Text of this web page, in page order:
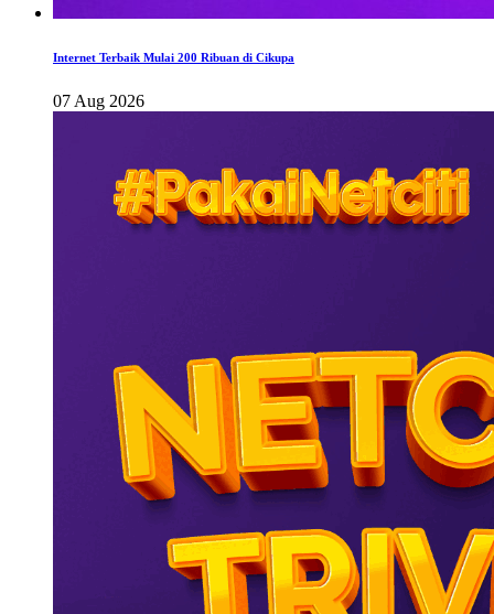
Internet Terbaik Mulai 200 Ribuan di Cikupa
07 Aug 2026